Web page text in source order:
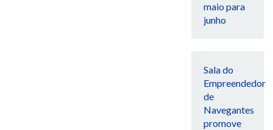
maio para
junho
Sala do
Empreendedor
de
Navegantes
promove